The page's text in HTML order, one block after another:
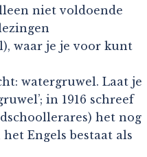
niet voldoende
waar je je voor kunt
watergruwel. Laat je
in 1916 schreef
het nog
Engels bestaat als